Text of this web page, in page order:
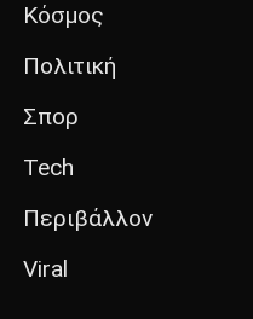
Κόσμος
Πολιτική
Σπορ
Tech
Περιβάλλον
Viral